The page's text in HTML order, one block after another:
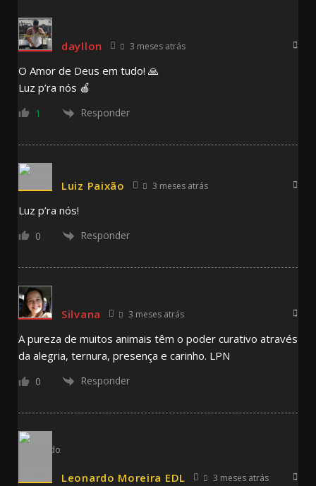
dayllon 3 meses atrás
O Amor de Deus em tudo! 🙏
Luz p’ra nós 🍎
1 Responder
Luiz Paixão 3 meses atrás
Luz p’ra nós!
0 Responder
Silvana 3 meses atrás
A pureza de muitos animais têm o poder curativo através
da alegria, ternura, presença e carinho. LPN
0 Responder
Leonardo Moreira EDL 3 meses atrás